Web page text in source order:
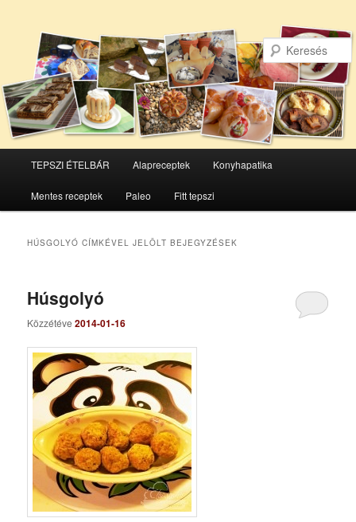
Tovább
az
elsődleges
Tovább
a
másodlagos
TEPSZI ÉTELBÁR Alapreceptek Konyhapatika
Mentes receptek Paleo Fitt tepszi
HÚSGOLYÓ CÍMKÉVEL JELÖLT BEJEGYZÉSEK
Húsgolyó
Közzétéve2014-01-16